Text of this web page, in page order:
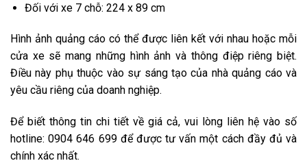
Đối với xe 7 chỗ: 224 x 89 cm
Hình ảnh quảng cáo có thể được liên kết với nhau hoặc mỗi
cửa xe sẽ mang những hình ảnh và thông điệp riêng biệt.
Điều này phụ thuộc vào sự sáng tạo của nhà quảng cáo và
yêu cầu riêng của doanh nghiệp.
Để biết thông tin chi tiết về giá cả, vui lòng liên hệ vào số
hotline: 0904 646 699 để được tư vấn một cách đầy đủ và
chính xác nhất.